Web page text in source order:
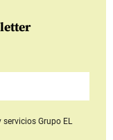
serviciosGrupo EL